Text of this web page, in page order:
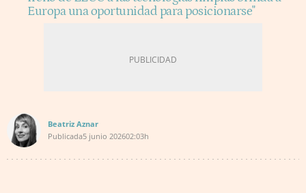
Europa una oportunidad para posicionarse"
Beatriz Aznar
Publicada5 junio 202602:03h